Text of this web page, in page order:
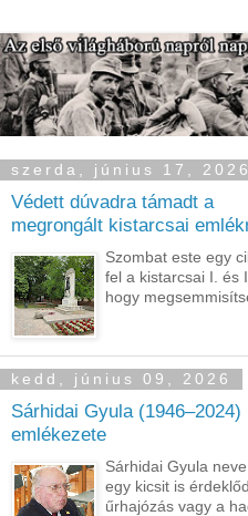
szerda, június 17, 2026
Védett dúvadra támadt a
megrongált kistarcsai
Szombat este egy
fel a kistarcsai I. és
hogy
kedd, június 09, 2026
Sárhidai Gyula (1946–2024)
emlékezete
Sárhidai Gyula
egy kicsit is
űrhajózás vagy a